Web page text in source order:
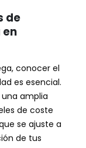
de
conocer el
es esencial.
amplia
de coste
se ajuste a
de tus